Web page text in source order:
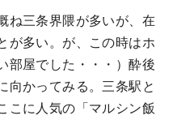
ね三条界隈が多いが、在
が多い。が、この時はホ
部屋でした・・・）酔後
向かってみる。三条駅と
こに人気の「マルシン飯